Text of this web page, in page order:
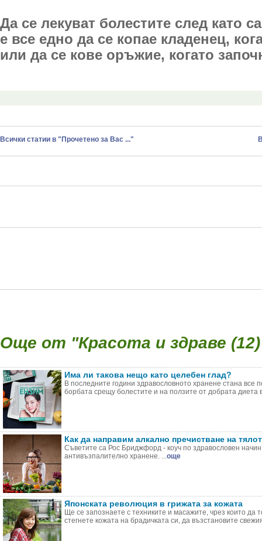
Да се лекуват болестите след като
е все едно да се копае кладенец,
или да се кове оръжие, когато
Всички статии в "Прочетено за Вас ..."
Още от "Красота и здраве
Има ли такова нещо като целебен глад?
В последните години здравословното хранене стана все
борбата срещу болестите и на ползите от добрата диета
Как да направим алкално пречистване на
Съветите са Рос Бриджфорд - коуч по здравословен
антивъзпалително хранене. ...още
Японската революция в грижата за кожата
Ще се запознаете с техниките и масажите, чрез които да
стегнете кожата на брадичката си, да възстановите